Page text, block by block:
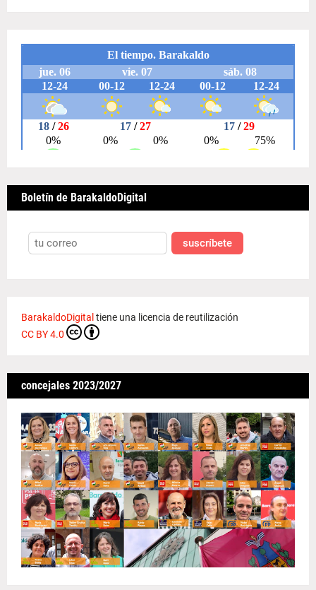
Boletín de BarakaldoDigital
suscríbete
BarakaldoDigital tiene una licencia de reutilización
CC BY 4.0
concejales 2023/2027